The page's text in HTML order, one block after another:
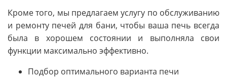
Кроме того, мы предлагаем услугу по обслуживанию
и ремонту печей для бани, чтобы ваша печь всегда
была в хорошем состоянии и выполняла свои
функции максимально эффективно.
Подбор оптимального варианта печи